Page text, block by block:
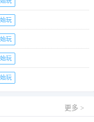
玩
玩
玩
玩
更多 >